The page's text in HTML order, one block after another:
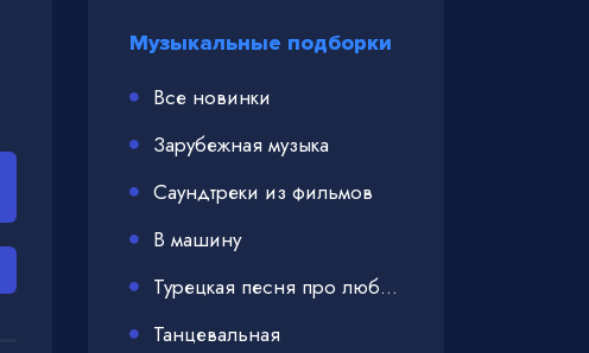
Музыкальные подборки
Все новинки
Зарубежная музыка
Саундтреки из фильмов
В машину
Турецкая песня про любовь
Танцевальная